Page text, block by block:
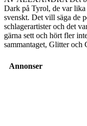
Dark på Tyrol, de var
svenskt. Det vill säga de
schlagerartister och det
gärna sett och hört fler
sammantaget, Glitter
Annonser